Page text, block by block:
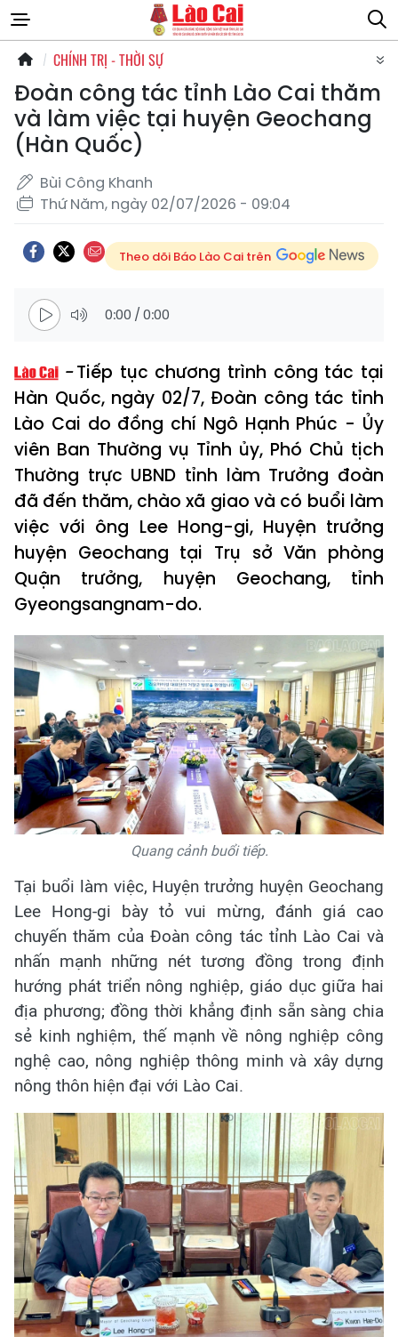
CHÍNH TRỊ - THỜI SỰ
Đoàn công tác tỉnh Lào Cai thăm
và làm việc tại huyện Geochang
(Hàn Quốc)
Bùi Công Khanh
Thứ Năm, ngày 02/07/2026 - 09:04
Theo dõi Báo Lào Cai trên
0:00 /0:00
Tiếp tục chương trình công tác tại
Hàn Quốc, ngày 02/7, Đoàn công tác tỉnh
Lào Cai do đồng chí Ngô Hạnh Phúc - Ủy
viên Ban Thường vụ Tỉnh ủy, Phó Chủ tịch
Thường trực UBND tỉnh làm Trưởng đoàn
đã đến thăm, chào xã giao và có buổi làm
việc với ông Lee Hong-gi, Huyện trưởng
huyện Geochang tại Trụ sở Văn phòng
Quận trưởng, huyện Geochang, tỉnh
Gyeongsangnam-do.
Quang cảnh buổi tiếp.
Tại buổi làm việc, Huyện trưởng huyện Geochang
Lee Hong-gi bày tỏ vui mừng, đánh giá cao
chuyến thăm của Đoàn công tác tỉnh Lào Cai và
nhấn mạnh những nét tương đồng trong định
hướng phát triển nông nghiệp, giáo dục giữa hai
địa phương; đồng thời khẳng định sẵn sàng chia
sẻ kinh nghiệm, thế mạnh về nông nghiệp công
nghệ cao, nông nghiệp thông minh và xây dựng
nông thôn hiện đại với Lào Cai.